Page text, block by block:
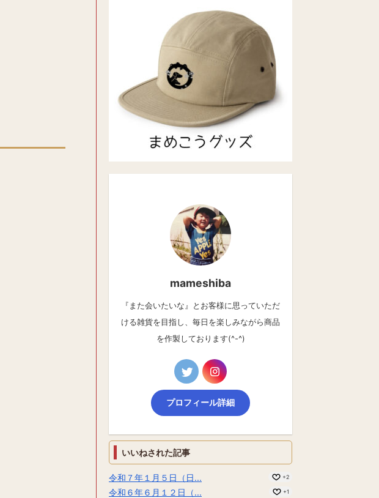
mameshiba
『また会いたいな』とお客様に思っていただ
ける雑貨を目指し、毎日を楽しみながら商品
を作製しております(^-^)
プロフィール詳細
いいねされた記事
令和７年１月５日（日... +2
令和６年６月１２日（... +1